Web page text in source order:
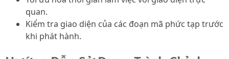
quan.
Kiểm tra giao diện của các đoạn mã phức tạp trước
khi phát hành.